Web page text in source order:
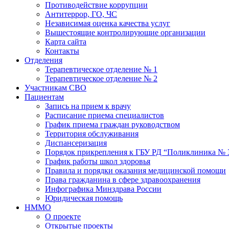
Противодействие коррупции
Антитеррор, ГО, ЧС
Независимая оценка качества услуг
Вышестоящие контролирующие организации
Карта сайта
Контакты
Отделения
Терапевтическое отделение № 1
Терапевтическое отделение № 2
Участникам СВО
Пациентам
Запись на прием к врачу
Расписание приема специалистов
График приема граждан руководством
Территория обслуживания
Диспансеризация
Порядок прикрепления к ГБУ РД “Поликлиника №
График работы школ здоровья
Правила и порядки оказания медицинской помощи
Права гражданина в сфере здравоохранения
Инфографика Минздрава России
Юридическая помощь
НММО
О проекте
Открытые проекты